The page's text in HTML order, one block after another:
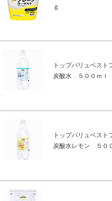
ｇ
トップバリュベス
炭酸水 ５００ｍｌ
トップバリュベス
炭酸水レモン ５０